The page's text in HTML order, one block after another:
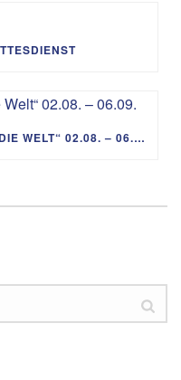
PREDIGTREIHE „MIT GOTT UM DIE WELT“ 02.08. – 06.09.